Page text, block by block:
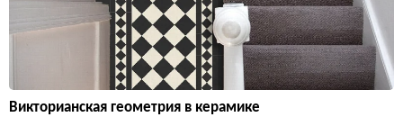
Викторианская геометрия в керамике